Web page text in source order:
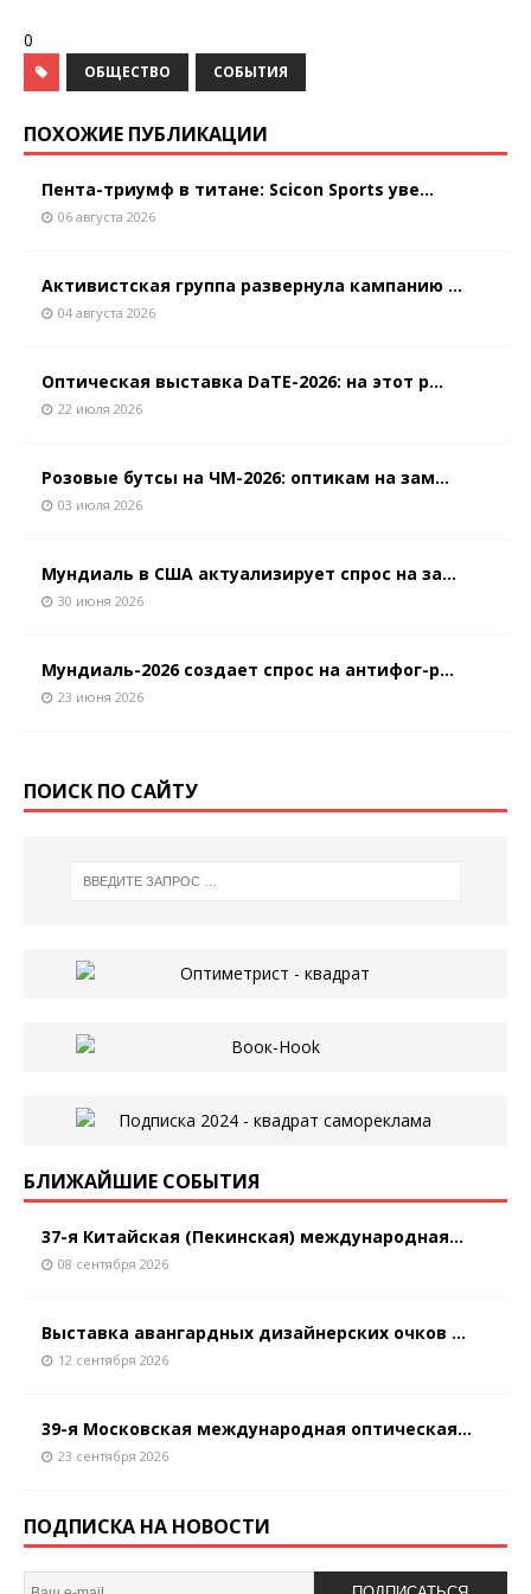
0
ОБЩЕСТВО СОБЫТИЯ
ПОХОЖИЕ ПУБЛИКАЦИИ
Пента-триумф в титане: Scicon Sports уве...
06 августа 2026
Активистская группа развернула кампанию ...
04 августа 2026
Оптическая выставка DaTE-2026: на этот р...
22 июля 2026
Розовые бутсы на ЧМ-2026: оптикам на зам...
03 июля 2026
Мундиаль в США актуализирует спрос на за...
30 июня 2026
Мундиаль-2026 создает спрос на антифог-р...
23 июня 2026
ПОИСК ПО САЙТУ
БЛИЖАЙШИЕ СОБЫТИЯ
37-я Китайская (Пекинская) международная...
08 сентября 2026
Выставка авангардных дизайнерских очков ...
12 сентября 2026
39-я Московская международная оптическая...
23 сентября 2026
ПОДПИСКА НА НОВОСТИ